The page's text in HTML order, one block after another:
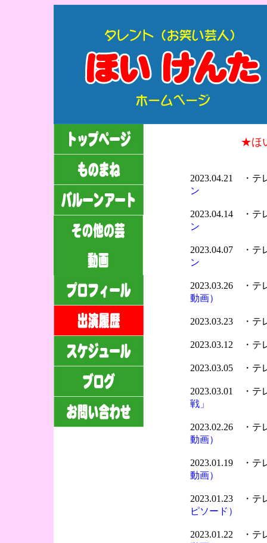
★ほ
2023.04.21 ・テ
ン
2023.04.14 ・テ
ン
2023.04.07 ・テ
ン
2023.03.26 ・テ
動画）
2023.03.23 ・テ
2023.03.12 ・テ
2023.03.05 ・テ
2023.03.01 ・テ
戦」
2023.02.26 ・テ
動画）
2023.01.19 ・テ
動画）
2023.01.23 ・テ
ピソード）
2023.01.22 ・テ